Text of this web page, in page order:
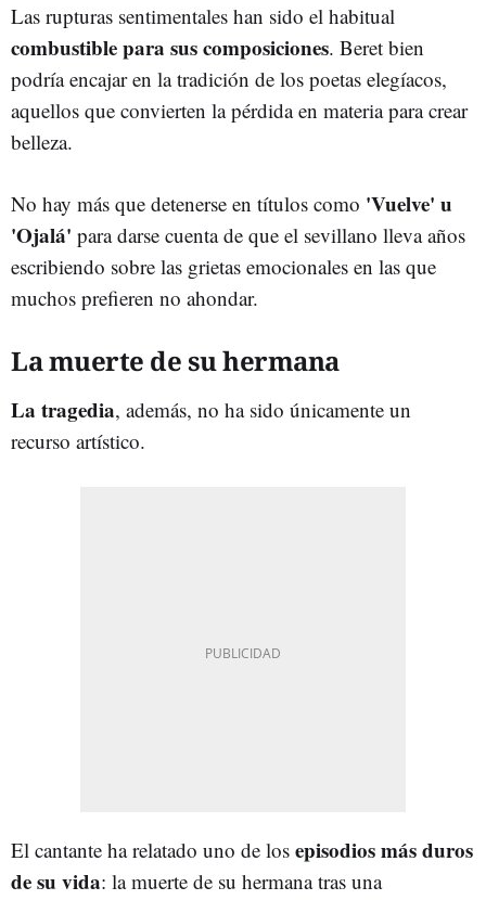
Las rupturas sentimentales han sido el habitual
combustible para sus composiciones. Beret bien
podría encajar en la tradición de los poetas elegíacos,
aquellos que convierten la pérdida en materia para crear
belleza.
No hay más que detenerse en títulos como 'Vuelve' u
'Ojalá' para darse cuenta de que el sevillano lleva años
escribiendo sobre las grietas emocionales en las que
muchos prefieren no ahondar.
La muerte de su hermana
La tragedia, además, no ha sido únicamente un
recurso artístico.
El cantante ha relatado uno de los episodios más duros
de su vida: la muerte de su hermana tras una